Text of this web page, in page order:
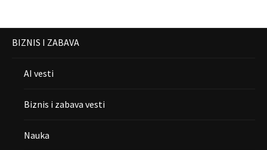
BIZNIS I ZABAVA
AI vesti
Biznis i zabava vesti
Nauka